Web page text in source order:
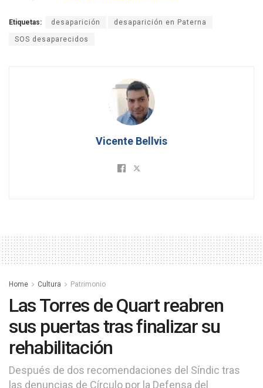
Etiquetas: desaparición desaparición en Paterna
SOS desaparecidos
Vicente Bellvis
Home Cultura Patrimonio
Las Torres de Quart reabren
sus puertas tras finalizar su
rehabilitación
Después de dos recomendaciones del Síndic tras
las denuncias de Círculo por la Defensa del